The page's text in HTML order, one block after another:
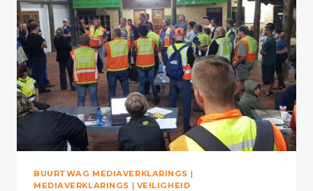
PATROLLIE
DEEL
BUURTWAG MEDIAVERKLARINGS |
MEDIAVERKLARINGS | VEILIGHEID